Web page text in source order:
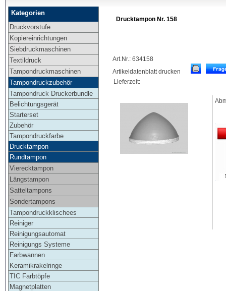
Kategorien
Druckvorstufe
Kopiereinrichtungen
Siebdruckmaschinen
Textildruck
Tampondruckmaschinen
Tampondruckzubehör
Tampondruck Druckerbundle
Belichtungsgerät
Starterset
Zubehör
Tampondruckfarbe
Drucktampon
Rundtampon
Vierecktampon
Längstampon
Satteltampons
Sondertampons
Tampondruckklischees
Reiniger
Reinigungsautomat
Reinigungs Systeme
Farbwannen
Keramikrakelringe
TIC Farbtöpfe
Magnetplatten
Drucktampon Nr. 158
Art.Nr.: 634158
Artikeldatenblatt drucken
Lieferzeit: